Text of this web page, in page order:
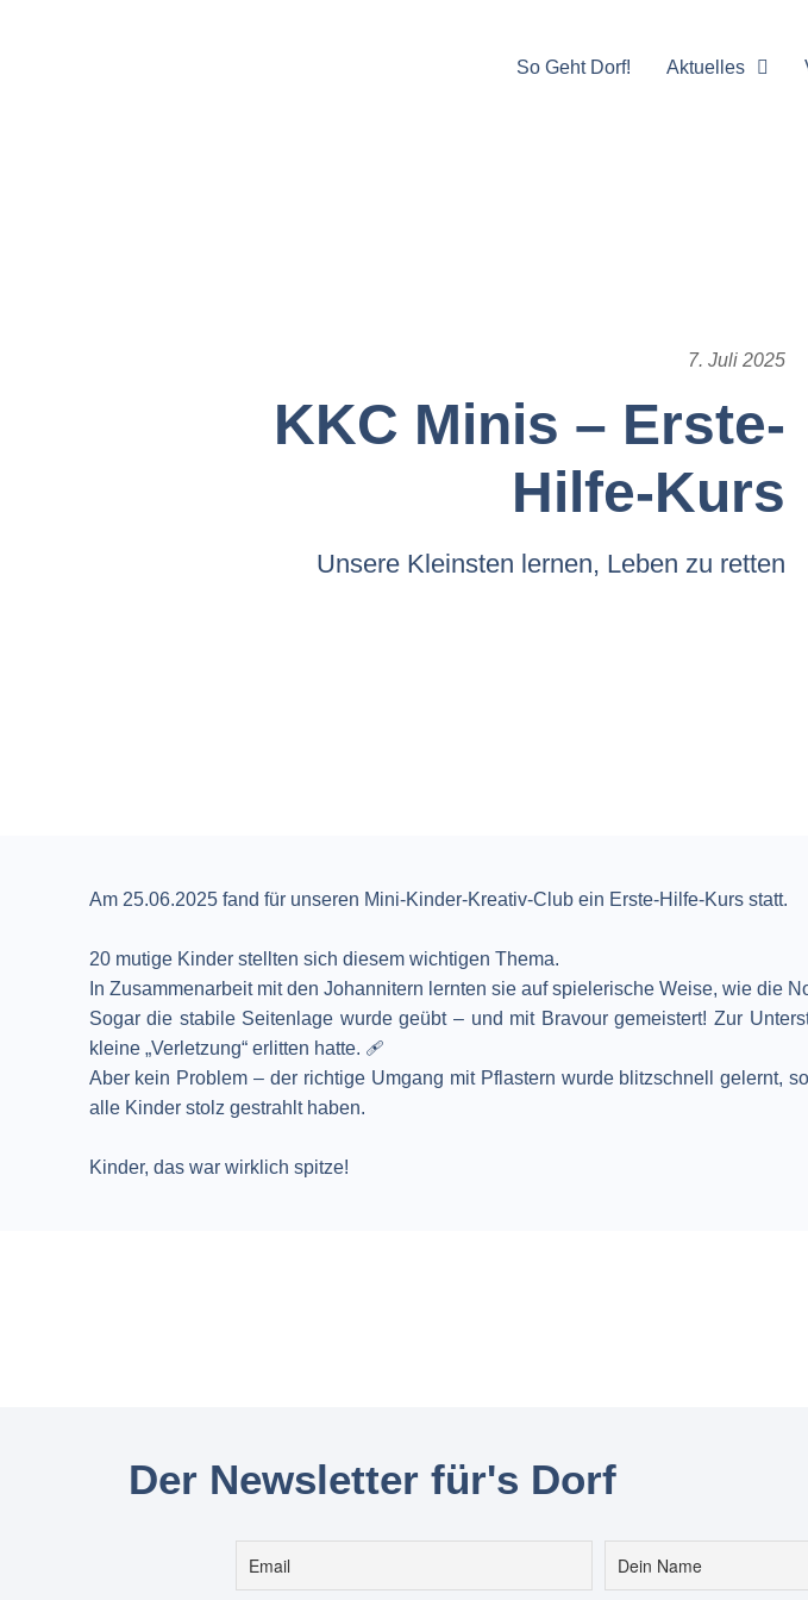
So Geht Dorf! Aktuelles
7. Juli 2025
KKC Minis – Erste-
Hilfe-Kurs
Unsere Kleinsten lernen, Leben zu retten
Am 25.06.2025 fand für unseren Mini-Kinder-Kreativ-Club ein Erste-Hilfe-Kurs statt.
20 mutige Kinder stellten sich diesem wichtigen Thema.
In Zusammenarbeit mit den Johannitern lernten sie auf spielerische Weise, wie die
Sogar die stabile Seitenlage wurde geübt – und mit Bravour gemeistert! Zur
kleine „Verletzung“ erlitten hatte. 🩹
Aber kein Problem – der richtige Umgang mit Pflastern wurde blitzschnell gelernt,
alle Kinder stolz gestrahlt haben.
Kinder, das war wirklich spitze!
Der Newsletter für's Dorf